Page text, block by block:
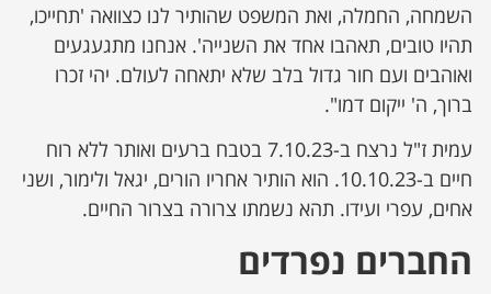
השמחה, החמלה, ואת המשפט שהותיר לנו כצוואה 'תחייכו,
תהיו טובים, תאהבו אחד את השנייה'. אנחנו מתגעגעים
ואוהבים ועם חור גדול בלב שלא יתאחה לעולם. יהי זכרו
ברוך, ה' ייקום דמו".
עמית ז"ל נרצח ב-7.10.23 בטבח ברעים ואותר ללא רוח
חיים ב-10.10.23. הוא הותיר אחריו הורים, יגאל ולימור, ושני
אחים, עפרי ועידו. תהא נשמתו צרורה בצרור החיים.
החברים נפרדים